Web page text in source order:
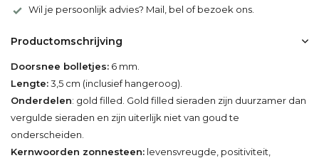
Wil je persoonlijk advies? Mail, bel of bezoek ons.
Productomschrijving
Doorsnee bolletjes: 6 mm.
Lengte:3,5 cm (inclusief hangeroog).
Onderdelen: gold filled. Gold filled sieraden zijn duurzamer dan
vergulde sieraden en zijn uiterlijk niet van goud te
onderscheiden.
Kernwoorden zonnesteen: levensvreugde, positiviteit,